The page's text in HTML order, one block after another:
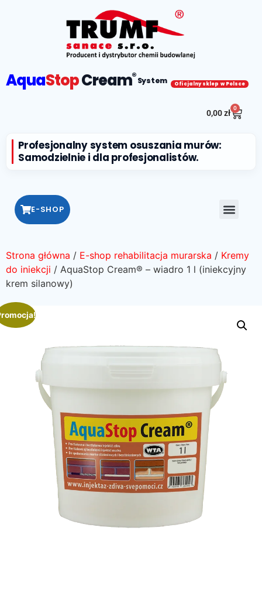
AquaStopCream®System Oficjalny sklep w Polsce
0,00zł
0
Profesjonalny system osuszania murów:
Samodzielnie i dla profesjonalistów.
E-SHOP
Strona główna / E-shop rehabilitacja murarska / Kremy
do iniekcji / AquaStop Cream® – wiadro 1 l (iniekcyjny
krem silanowy)